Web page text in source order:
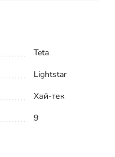
Teta
Lightstar
Хай-тек
9